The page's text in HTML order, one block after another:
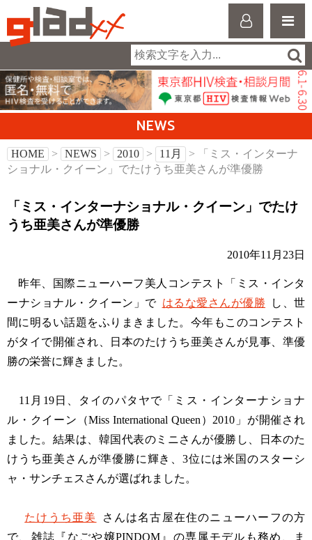
NEWS
HOME > NEWS > 2010 > 11月
> 「ミス・インターナ
ショナル・クイーン」でたけうち亜美さんが準優勝
「ミス・インターナショナル・クイーン」でたけ
うち亜美さんが準優勝
2010年11月23日
昨年、国際ニューハーフ美人コンテスト「ミス・インタ
ーナショナル・クイーン」で はるな愛さんが優勝
し、世
間に明るい話題をふりまきました。今年もこのコンテスト
がタイで開催され、日本のたけうち亜美さんが見事、準優
勝の栄誉に輝きました。
11月19日、タイのパタヤで「ミス・インターナショナ
ル・クイーン（Miss International Queen）2010」が開催され
ました。結果は、韓国代表のミニさんが優勝し、日本のた
けうち亜美さんが準優勝に輝き、3位には米国のスターシ
ャ・サンチェスさんが選ばれました。
たけうち亜美
さんは名古屋在住のニューハーフの方
で、雑誌『なごや嬢PINDOM』の専属モデルも務め、ま